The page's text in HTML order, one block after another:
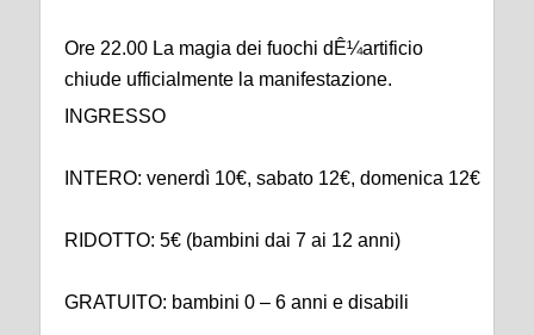
Ore 22.00 La magia dei fuochi dÊ¼artificio
chiude ufficialmente la manifestazione.
INGRESSO
INTERO: venerdì 10€, sabato 12€, domenica 12€
RIDOTTO: 5€ (bambini dai 7 ai 12 anni)
GRATUITO: bambini 0 – 6 anni e disabili